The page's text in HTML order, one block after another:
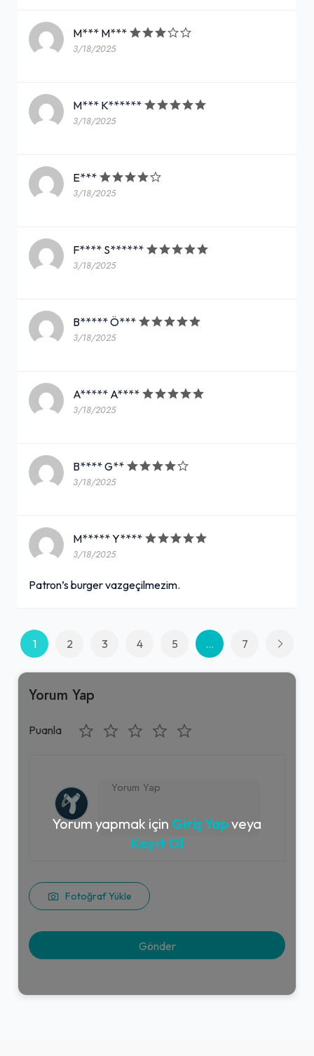
M*** M***
3/18/2025
M*** K******
3/18/2025
E***
3/18/2025
F**** S******
3/18/2025
B***** Ö***
3/18/2025
A***** A****
3/18/2025
B**** G**
3/18/2025
M***** Y****
3/18/2025
Patron’s burger vazgeçilmezim.
1 2 3 4 5 ... 7
Yorum Yap
Puanla
Fotoğraf Yükle
Yorum yapmak için Giriş Yap veya
Kayıt Ol